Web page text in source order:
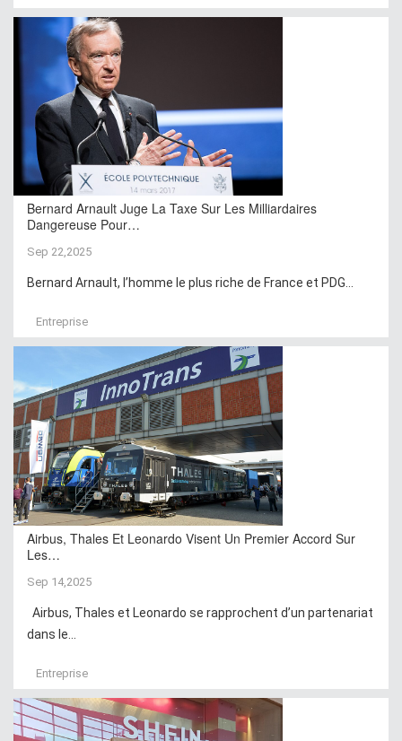
Bernard Arnault Juge La Taxe Sur Les Milliardaires
Dangereuse Pour…
Sep 22,2025
Bernard Arnault, l’homme le plus riche de France et PDG...
Entreprise
Airbus, Thales Et Leonardo Visent Un Premier Accord Sur
Les…
Sep 14,2025
Airbus, Thales et Leonardo se rapprochent d’un partenariat
dans le...
Entreprise